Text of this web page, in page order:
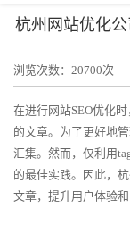
杭州网站优化
浏览次数：20700次
在进行网站SEO优化
的文章。为了更好地
汇集。然而，仅利用
的最佳实践。因此，
文章，提升用户体验和